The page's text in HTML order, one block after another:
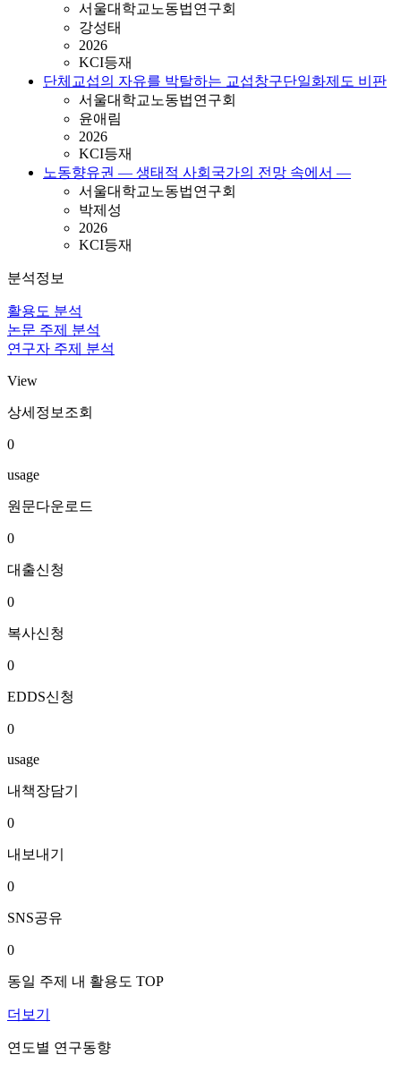
서울대학교노동법연구회
강성태
2026
KCI등재
단체교섭의 자유를 박탈하는 교섭창구단일화제도 비판
서울대학교노동법연구회
윤애림
2026
KCI등재
노동향유권 ― 생태적 사회국가의 전망 속에서 ―
서울대학교노동법연구회
박제성
2026
KCI등재
분석정보
활용도 분석
논문 주제 분석
연구자 주제 분석
View
상세정보조회
0
usage
원문다운로드
0
대출신청
0
복사신청
0
EDDS신청
0
usage
내책장담기
0
내보내기
0
SNS공유
0
동일 주제 내 활용도 TOP
더보기
연도별 연구동향